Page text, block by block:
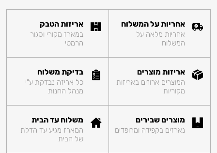
אחריות על המשלוח
אחריות מלאה על
המשלוח
אריזות הטבק
במארז מקורי וסגור
הרמטי
אריזות מוצרים
המוצרים ארוזים באריזות
מקוריות
בדיקת משלוח
כל אריזה נבדקת ע"י
מנהל החנות
מוצרים שבירים
נארזים בקפידה ומרופדים
משלוח עד הבית
המארז מגיע עד הדלת
של הבית